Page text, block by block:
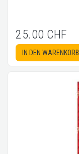
25.00 CHF
IN DEN WARENKORB